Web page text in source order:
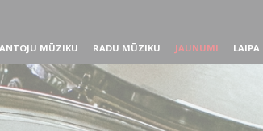
MŪZIKU RADU MŪZIKU JAUNUMI LAIPA